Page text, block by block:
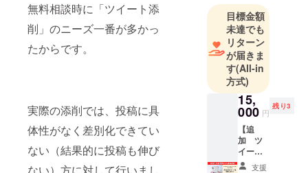
無料相談時に「ツイート添
削」のニーズ一番が多かっ
たからです。
実際の添削では、投稿に具
体性がなく差別化できてい
ない（結果的に投稿も伸び
Amazonのカ
テゴリーラ
ンキングに
て一位を獲
得した書籍
もございま
す。本の出
版を通して
皆様の夢や
希望を少し
でも現実に
目標金額
未達でも
リターン
が届きま
す(All-in
方式)
15,
000 円
残り3
【追
加 ツ
イート
添削支援